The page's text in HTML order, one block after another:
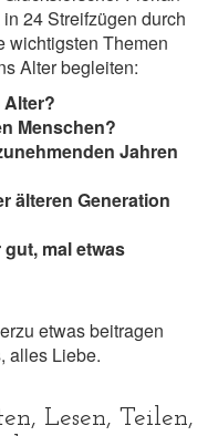
24 Streifzügen durch
wichtigsten Themen
Alter begleiten:
Alter?
Menschen?
Jahren
älteren Generation
mal etwas
etwas beitragen
alles Liebe.
Lesen, Teilen,